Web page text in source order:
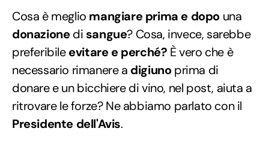
Cosa è meglio mangiare prima e dopo una
donazionedi sangue? Cosa, invece, sarebbe
preferibileevitare e perché? È vero che è
necessario rimanere a digiunoprima di
donare e un bicchiere di vino, nel post, aiuta a
ritrovare le forze? Ne abbiamo parlato con il
Presidente dell'Avis.